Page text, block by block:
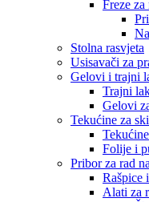
Freze za
Stolna rasvjeta
Usisavači za
Gelovi i trajni
Trajni
Gelovi
Tekućine za
Folije i
Pribor za rad
Rašpice
Alati za